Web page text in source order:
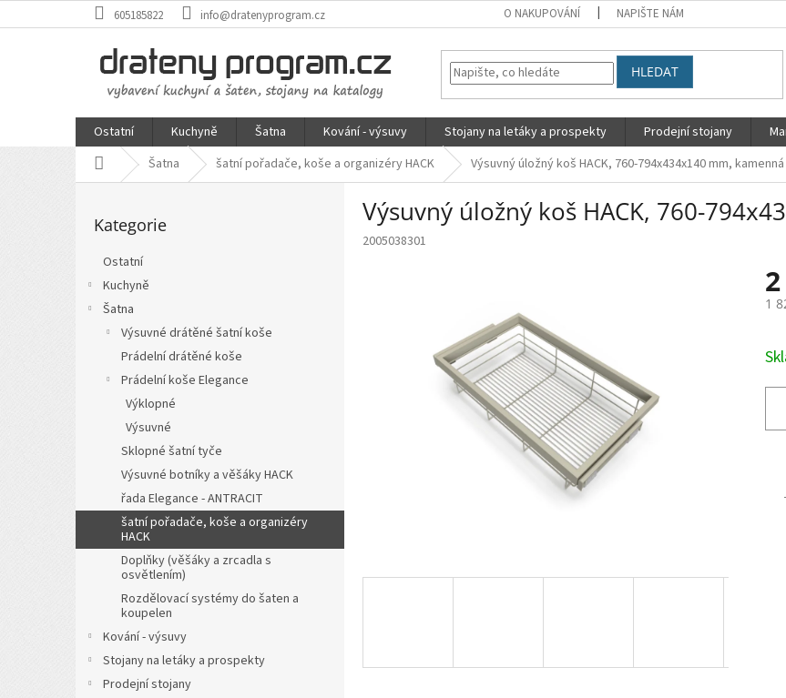
na
605185822 info@dratenyprogram.cz O NAKUPOVÁNÍ NAPIŠTE NÁM
HLEDAT
Ostatní Kuchyně Šatna Kování - výsuvy Stojany na letáky a prospekty Prodejní stojany
Domů Šatna šatní pořadače, koše a organizéry HACK Výsuvný úložný koš HACK, 760-794x434x140 mm,
kategorie
Kategorie
Ostatní
Kuchyně
Šatna
Výsuvné drátěné šatní koše
Prádelní drátěné koše
Prádelní koše Elegance
Výklopné
Výsuvné
Sklopné šatní tyče
Výsuvné botníky a věšáky HACK
řada Elegance - ANTRACIT
šatní pořadače, koše a organizéry
HACK
Doplňky (věšáky a zrcadla s
osvětlením)
Rozdělovací systémy do šaten a
koupelen
Kování - výsuvy
Stojany na letáky a prospekty
Prodejní stojany
Výsuvný úložný koš HACK, 760-
2005038301
1